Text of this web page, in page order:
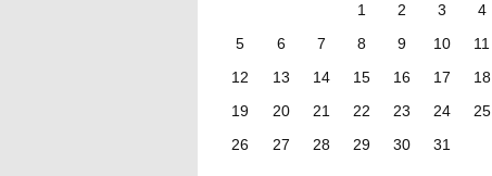
1
2 3
4
5
6 7 8 9 10
11
12
13 14 15 16 17
18
19
20 21 22 23 24
25
26
27 28 29 30 31